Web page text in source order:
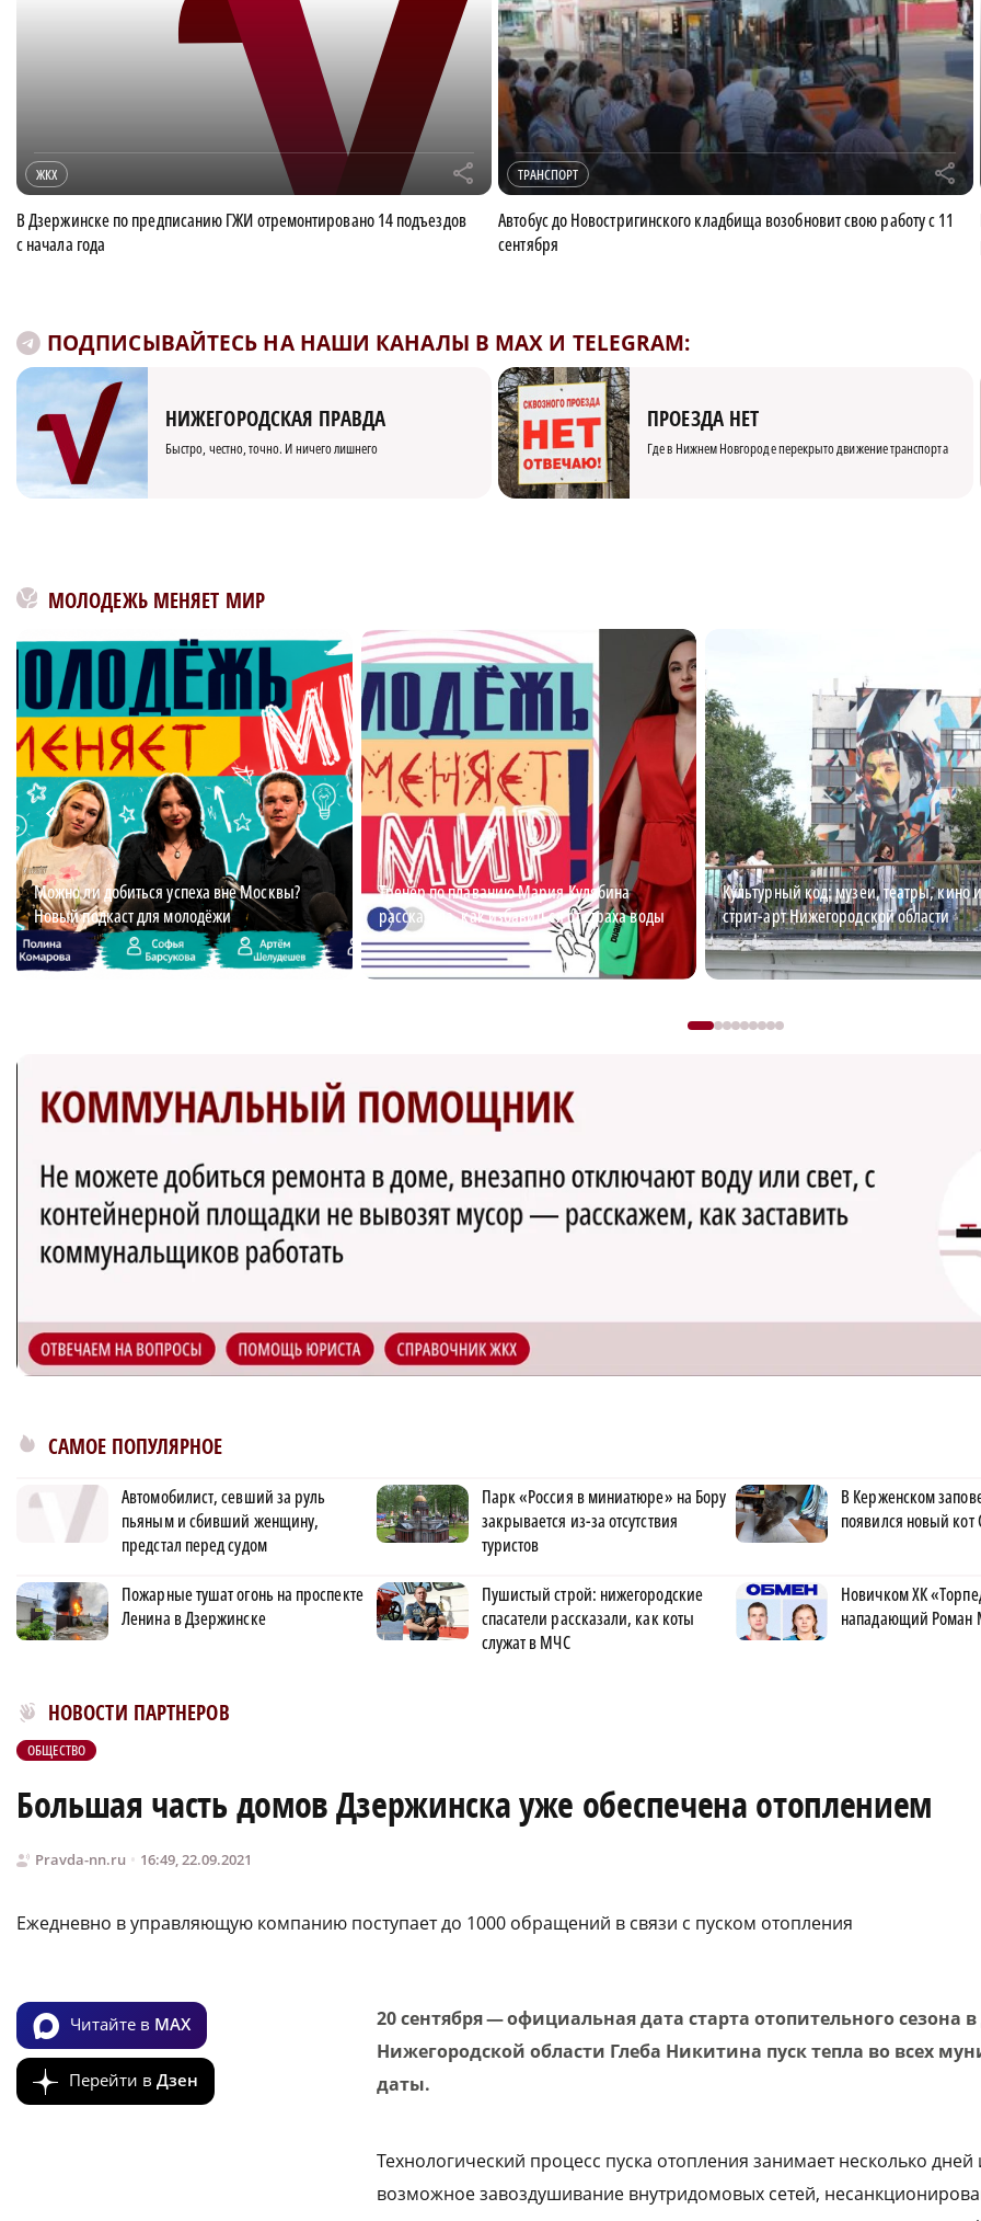
ЖКХ r
В Дзержинске по предписанию ГЖИ отремонтировано 14 подъездов
с начала года
ТРАНСПОРТ r
Автобус до Новостригинского кладбища возобновит свою работу с 11
сентября
ПОДПИСЫВАЙТЕСЬ НА НАШИ КАНАЛЫ В MAX И TELEGRAM:
НИЖЕГОРОДСКАЯ ПРАВДА
Быстро, честно, точно. И ничего лишнего
ПРОЕЗДА НЕТ
Где в Нижнем Новгороде перекрыто движение транспорта
МОЛОДЕЖЬ МЕНЯЕТ МИР
Можно ли добиться успеха вне Москвы?
Новый подкаст для молодёжи
Тренер по плаванию Мария Кулябина
рассказала, как избавиться от страха воды
Культурный код: музеи, театры, кино и
стрит-арт Нижегородской области
САМОЕ ПОПУЛЯРНОЕ
Автомобилист, севший за руль
пьяным и сбивший женщину,
предстал перед судом
Парк «Россия в миниатюре» на Бору
закрывается из-за отсутствия
туристов
В Керженском
появился новый кот
Пожарные тушат огонь на проспекте
Ленина в Дзержинске
Пушистый строй: нижегородские
спасатели рассказали, как коты
служат в МЧС
Новичком ХК
нападающий Роман
НОВОСТИ ПАРТНЕРОВ
Новости МирТесен
ОБЩЕСТВО
Большая часть домов Дзержинска уже обеспечена отоплением
Pravda-nn.ru 16:49, 22.09.2021
Ежедневно в управляющую компанию поступает до 1000 обращений в связи с пуском отопления
Читайте в MAX
Перейти в Дзен
20 сентября — официальная дата старта отопительного
Нижегородской области Глеба Никитина пуск тепла во всех
даты.
Технологический процесс пуска отопления занимает несколько
возможное завоздушивание внутридомовых сетей,